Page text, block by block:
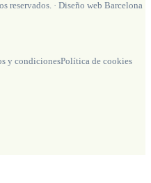
reservados. · Diseño web Barcelona
y condicionesPolítica de cookies